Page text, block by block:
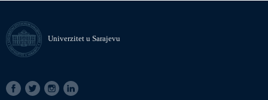
Univerzitet u Sarajevu
SOCIAL
LINKS